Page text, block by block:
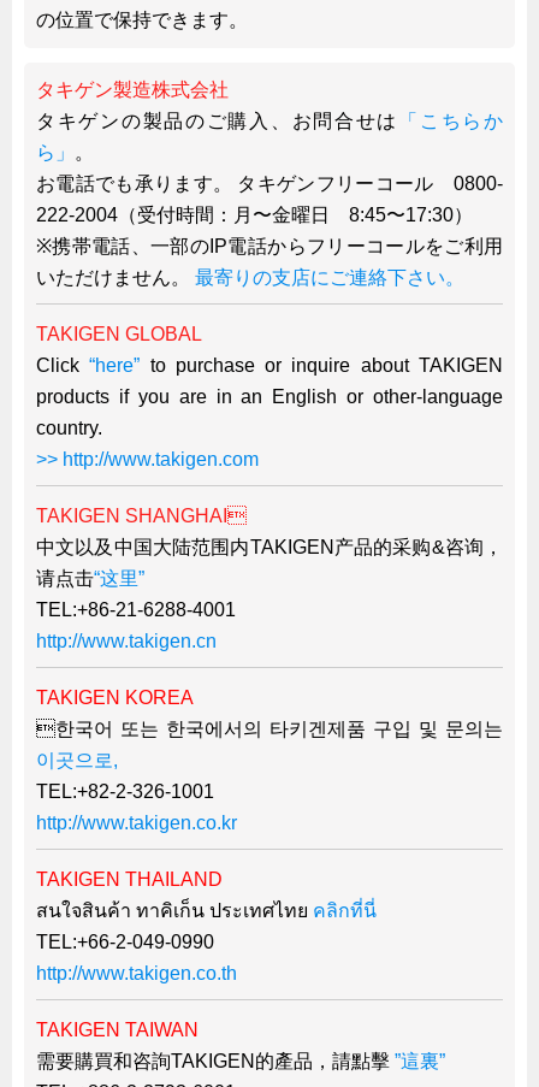
韓国
台湾
採用情報
インタビュー
入社１年目アンケート
入社式・創立記念式典
新年賀詞交歓会
メディア情報
の位置で保持できます。
タキゲン製造株式会社
タキゲンの製品のご購入、お問合せは
「こちらか
ら」
。
お電話でも承ります。 タキゲンフリーコール 0800-
222-2004（受付時間：月〜金曜日 8:45〜17:30）
※携帯電話、一部のIP電話からフリーコールをご利用
いただけません。 最寄りの支店にご連絡下さい。
TAKIGEN GLOBAL
Click “here” to purchase or inquire about TAKIGEN
products if you are in an English or other-language
country.
>> http://www.takigen.com
TAKIGEN SHANGHAI
中文以及中国大陆范围内TAKIGEN产品的采购&咨询，
请点击“这里”
TEL:+86-21-6288-4001
http://www.takigen.cn
TAKIGEN KOREA
한국어 또는 한국에서의 타키겐제품 구입 및 문의는
이곳으로,
TEL:+82-2-326-1001
http://www.takigen.co.kr
TAKIGEN THAILAND
สนใจสินค้า ทาคิเก็น ประเทศไทย คลิกที่นี่
TEL:+66-2-049-0990
http://www.takigen.co.th
TAKIGEN TAIWAN
需要購買和咨詢TAKIGEN的產品，請點擊 ”這裏”